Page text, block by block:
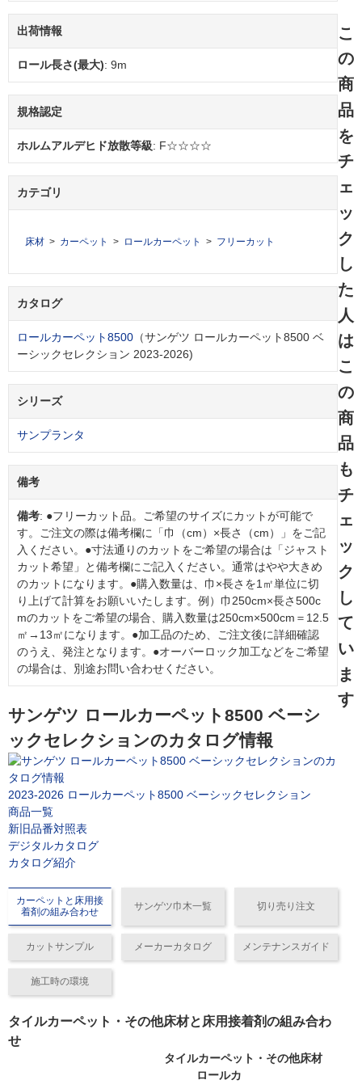
出荷情報
ロール長さ(最大): 9m
規格認定
ホルムアルデヒド放散等級: F☆☆☆☆
カテゴリ
床材 カーペット ロールカーペット フリーカット
カタログ
ロールカーペット8500 （サンゲツ ロールカーペット8500 ベ
ーシックセレクション 2023-2026)
シリーズ
サンプランタ
備考
備考: ●フリーカット品。ご希望のサイズにカットが可能で
す。ご注文の際は備考欄に「巾（cm）×長さ（cm）」をご記
入ください。●寸法通りのカットをご希望の場合は「ジャスト
カット希望」と備考欄にご記入ください。通常はやや大きめ
のカットになります。●購入数量は、巾×長さを1㎡単位に切
り上げて計算をお願いいたします。例）巾250cm×長さ500c
mのカットをご希望の場合、購入数量は250cm×500cm＝12.5
㎡→13㎡になります。●加工品のため、ご注文後に詳細確認
のうえ、発注となります。●オーバーロック加工などをご希望
の場合は、別途お問い合わせください。
サンゲツ ロールカーペット8500 ベーシ
ックセレクションのカタログ情報
2023-2026 ロールカーペット8500 ベーシックセレクション
商品一覧
新旧品番対照表
デジタルカタログ
カタログ紹介
カーペットと床用接
着剤の組み合わせ
サンゲツ巾木一覧 切り売り注文
カットサンプル メーカーカタログ メンテナンスガイド
施工時の環境
タイルカーペット・その他床材と床用接着剤の組み合わ
せ
タイルカーペット・その他床材
ロールカ
こ
の
商
品
を
チ
ェ
ッ
ク
し
た
人
は
こ
の
商
品
も
チ
ェ
ッ
ク
し
て
い
ま
す